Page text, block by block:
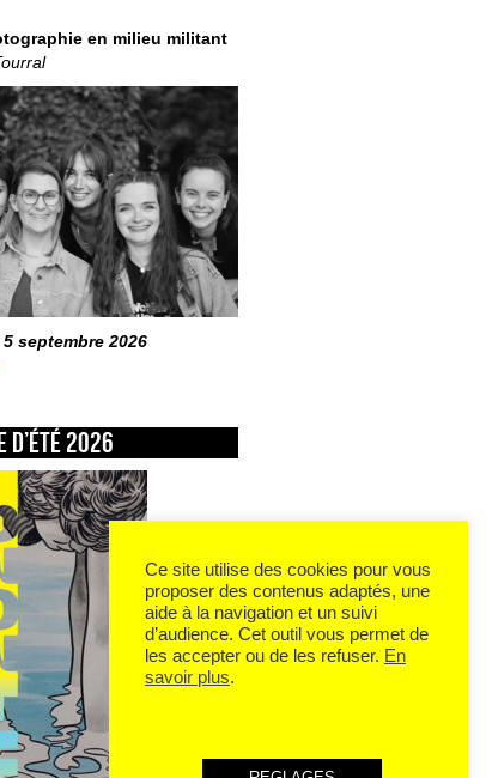
en milieu militant
septembre 2026
d’été 2026
Ce site utilise des cookies pour vous
proposer des contenus adaptés, une
aide à la navigation et un suivi
d’audience. Cet outil vous permet de
les accepter ou de les refuser. En
savoir plus.